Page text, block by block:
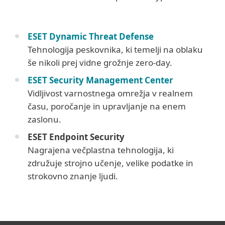
ESET Dynamic Threat Defense
Tehnologija peskovnika, ki temelji na oblaku
še nikoli prej vidne grožnje zero-day.
ESET Security Management Center
Vidljivost varnostnega omrežja v realnem
času, poročanje in upravljanje na enem
zaslonu.
ESET Endpoint Security
Nagrajena večplastna tehnologija, ki
združuje strojno učenje, velike podatke in
strokovno znanje ljudi.